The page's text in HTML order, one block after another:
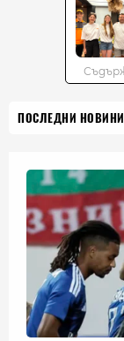
ПОСЛЕДНИ НОВИНИ